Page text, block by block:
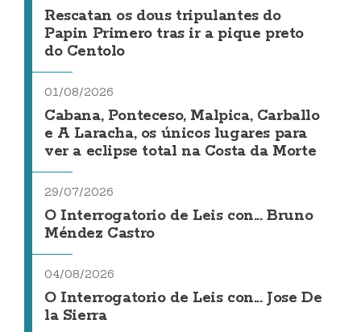
Rescatan os dous tripulantes do
Papin Primero tras ir a pique preto
do Centolo
01/08/2026
Cabana, Ponteceso, Malpica, Carballo
e A Laracha, os únicos lugares para
ver a eclipse total na Costa da Morte
29/07/2026
O Interrogatorio de Leis con... Bruno
Méndez Castro
04/08/2026
O Interrogatorio de Leis con... Jose De
la Sierra